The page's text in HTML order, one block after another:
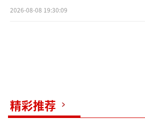
2026-08-08 19:30:09
精彩推荐